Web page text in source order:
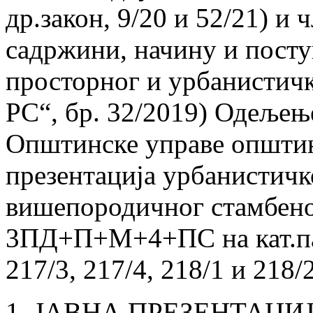
др.закон, 9/20 и 52/21) и
садржини, начину и
просторног и
РС“, бр. 32/2019)
Општинске управе
презентација
вишепородичног
3ПД+П+М+4+ПС на
217/3, 217/4, 218/1 и